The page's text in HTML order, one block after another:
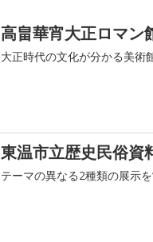
高畠華宵大正ロマン
大正時代の文化が分かる美術
東温市立歴史民俗資
テーマの異なる2種類の展示